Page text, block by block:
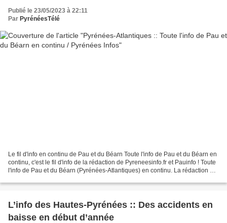
Publié le 23/05/2023 à 22:11
Par PyrénéesTélé
Le fil d'info en continu de Pau et du Béarn Toute l'info de Pau et du Béarn en
continu, c'est le fil d'info de la rédaction de Pyreneesinfo.fr et Pauinfo ! Toute
l'info de Pau et du Béarn (Pyrénées-Atlantiques) en continu. La rédaction de
L’info des Hautes-Pyrénées :: Des accidents en
baisse en début d’année